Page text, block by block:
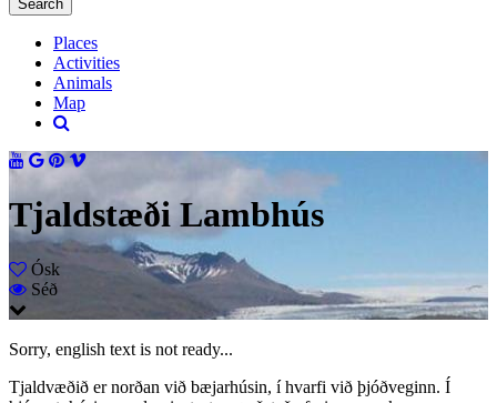
Places
Activities
Animals
Map
Tjaldstæði Lambhús
Ósk
Séð
Sorry, english text is not ready...
Tjaldvæðið er norðan við bæjarhúsin, í hvarfi við þjóðveginn. Í